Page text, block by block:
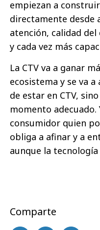
empiezan a
directamente desde
atención, calidad
y cada vez más
La CTV va a ganar
ecosistema y se va
de estar en CTV,
momento adecuado.
consumidor quien
obliga a afinar y a
aunque la
Comparte